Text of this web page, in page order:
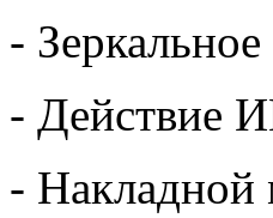
-
- Действие
- Накладной